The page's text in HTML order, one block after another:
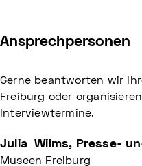
Ansprechpersonen
Gerne beantworten wir
Freiburg oder
Interviewtermine.
Julia Wilms, Presse-
Museen Freiburg